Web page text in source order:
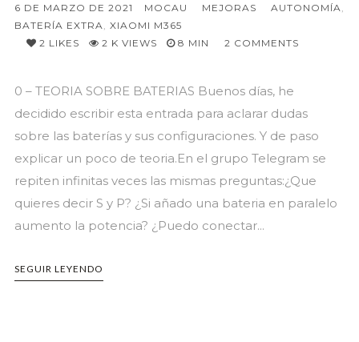
6 DE MARZO DE 2021 MOCAU MEJORAS AUTONOMÍA
BATERÍA EXTRA
XIAOMI M365
2 LIKES 2 K VIEWS 8 MIN 2 COMMENTS
0 – TEORIA SOBRE BATERIAS Buenos días, he
decidido escribir esta entrada para aclarar dudas
sobre las baterías y sus configuraciones. Y de paso
explicar un poco de teoria.En el grupo Telegram se
repiten infinitas veces las mismas preguntas:¿Que
quieres decir S y P? ¿Si añado una bateria en paralelo
aumento la potencia? ¿Puedo conectar...
SEGUIR LEYENDO